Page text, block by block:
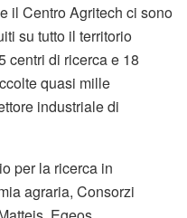
il Centro Agritech ci sono
su tutto il territorio
centri di ricerca e 18
quasi mille
industriale di
per la ricerca in
agraria, Consorzi